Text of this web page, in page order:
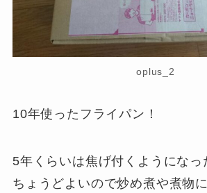
oplus_2
10年使ったフライパン！
5年くらいは焦げ付くようにな
ちょうどよいので炒め煮や煮物